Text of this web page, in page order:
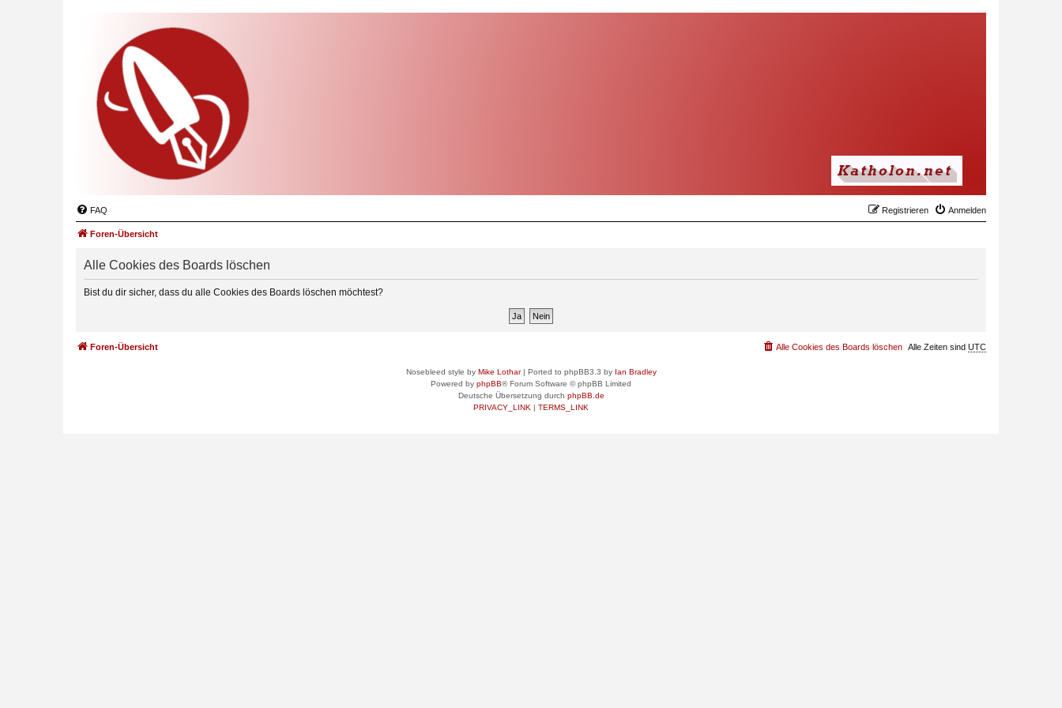
FAQ Anmelden
Registrieren
Foren-Übersicht
Alle Cookies des Boards löschen
Bist du dir sicher, dass du alle Cookies des Boards löschen möchtest?
Foren-Übersicht Alle Zeiten sind UTC
Alle Cookies des Boards löschen
Nosebleed style by Mike Lothar| Ported to phpBB3.3 by Ian Bradley
Powered by phpBB® Forum Software © phpBB Limited
Deutsche Übersetzung durch phpBB.de
PRIVACY_LINK | TERMS_LINK